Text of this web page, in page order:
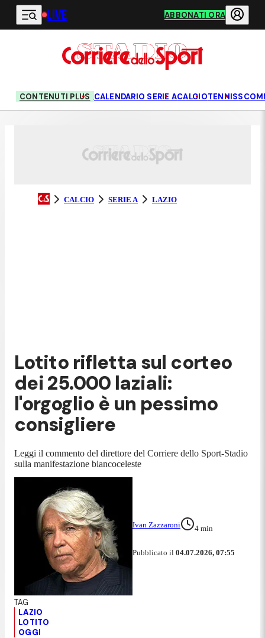
Vai al contenuto principale
LIVE ABBONATI ORA
CONTENUTI PLUS CALENDARIO SERIE ACALCIOTENNIS
CALCIO SERIE A LAZIO
Lotito rifletta sul corteo
dei 25.000 laziali:
l'orgoglio è un pessimo
consigliere
Leggi il commento del direttore del Corriere dello Sport-Stadio
sulla manifestazione biancoceleste
Ivan Zazzaroni 4 min
Pubblicato il 04.07.2026, 07:55
LAZIO
LOTITO
OGGI